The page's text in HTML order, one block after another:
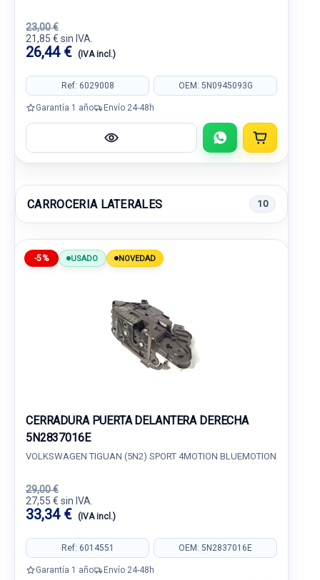
23,00 €
21,85 € sin IVA.
26,44 € (IVA incl.)
Ref: 6029008 OEM: 5N0945093G
Garantía 1 año Envío 24-48h
CARROCERIA LATERALES 10
-5% USADO NOVEDAD
CERRADURA PUERTA DELANTERA DERECHA
5N2837016E
VOLKSWAGEN TIGUAN (5N2) SPORT 4MOTION BLUEMOTION
29,00 €
27,55 € sin IVA.
33,34 € (IVA incl.)
Ref: 6014551 OEM: 5N2837016E
Garantía 1 año Envío 24-48h